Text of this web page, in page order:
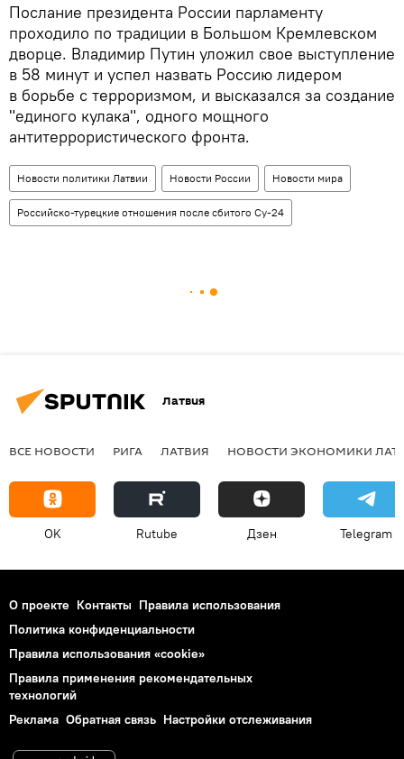
Послание президента России парламенту
проходило по традиции в Большом Кремлевском
дворце. Владимир Путин уложил свое выступление
в 58 минут и успел назвать Россию лидером
в борьбе с терроризмом, и высказался за создание
"единого кулака", одного мощного
антитеррористического фронта.
Новости политики Латвии Новости России Новости мира
Российско-турецкие отношения после сбитого Су-24
Латвия
ВСЕ НОВОСТИ РИГА ЛАТВИЯ НОВОСТИ ЭКОНОМИКИ
OK Rutube Дзен Telegram
О проекте Контакты Правила использования
Политика конфиденциальности
Правила использования «cookie»
Правила применения рекомендательных
технологий
Реклама Обратная связь Настройки отслеживания